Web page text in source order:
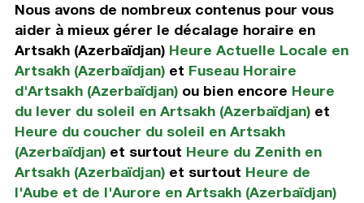
Nous avons de nombreux contenus pour vous
aider à mieux gérer le décalage horaire en
Artsakh (Azerbaïdjan) Heure Actuelle Locale en
Artsakh (Azerbaïdjan)et Fuseau Horaire
d'Artsakh (Azerbaïdjan)ou bien encore Heure
du lever du soleil en Artsakh (Azerbaïdjan)et
Heure du coucher du soleil en Artsakh
(Azerbaïdjan)et surtout Heure du Zenith en
Artsakh (Azerbaïdjan)et surtout Heure de
l'Aube et de l'Aurore en Artsakh (Azerbaïdjan)